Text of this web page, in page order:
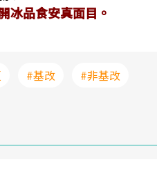
冰品食安真面目。
#基改 #非基改